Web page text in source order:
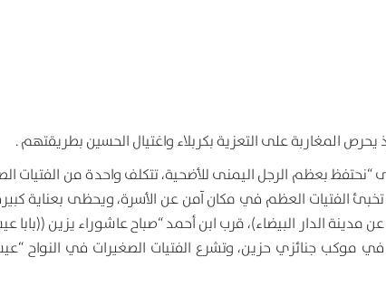
المغاربة على التعزية بكربلاء واغتيال الحسين بطريقتهم .
“نحتفظ بعظم الرجل اليمنى للأضحية، تتكلف واحدة من الفتيات
العظم، الذي نسميه ((بابا عيشور)) ” تقول فوزية 42 سنة: تخبئ الفتيات العظم في مكان آمن عن الأسرة، ويحظى
تضيف السيدة القادمة من قرية أولاد أمي زهرة (70 كلم عن مدينة الدار البيضاء)، قرب ابن أحمد “صباح عاشوراء يزين
موكب جنائزي حزين، وتشرع الفتيات الصغيرات في النواح